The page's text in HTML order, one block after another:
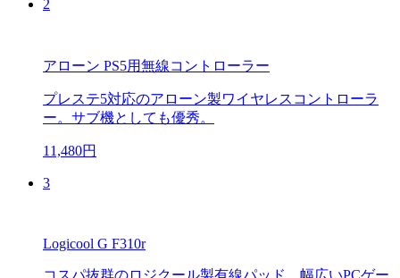
2
アローン PS5用無線コントローラー
プレステ5対応のアローン製ワイヤレスコントローラ
ー。サブ機としても優秀。
11,480円
3
Logicool G F310r
コスパ抜群のロジクール製有線パッド。幅広いPCゲー